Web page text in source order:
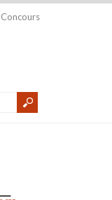
Concours